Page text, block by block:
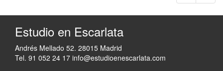
Estudio en Escarlata
Andrés Mellado 52. 28015 Madrid
Tel. 91 052 24 17 info@estudioenescarlata.com